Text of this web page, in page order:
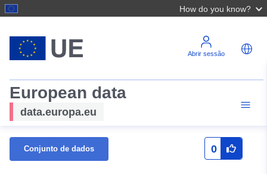
How do you know?
Abrir sessão
European data
data.europa.eu
Conjunto de dados 0